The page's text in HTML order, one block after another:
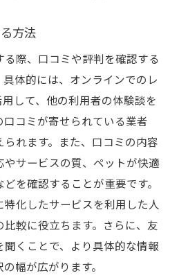
方法
際、口コミや評判を確認する
体的には、オンラインでのレ
して、他の利用者の体験談を
コミが寄せられている業者
れます。また、口コミの内容
やサービスの質、ペットが快適
を確認することが重要です。
化したサービスを利用した人
較に役立ちます。さらに、友
くことで、より具体的な情報
幅が広がります。